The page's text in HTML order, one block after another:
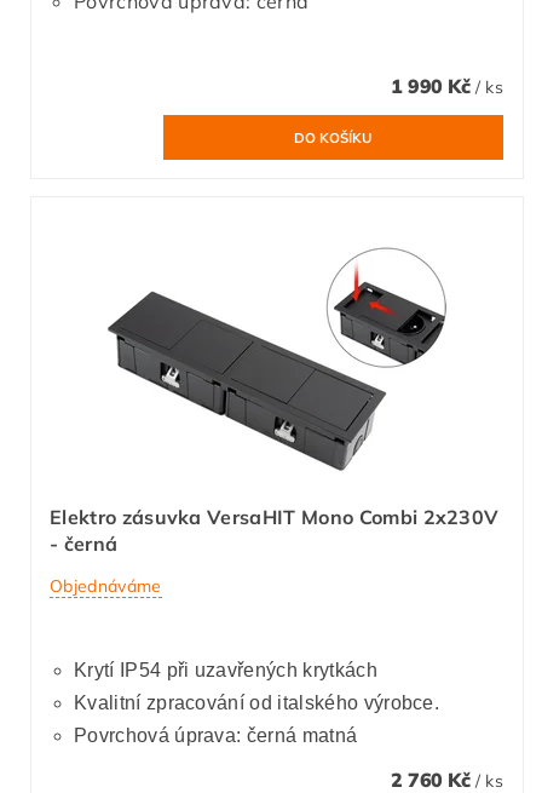
1 990 Kč / ks
Elektro zásuvka VersaHIT Mono Combi 2x230V
- černá
Objednáváme
Krytí IP54 při uzavřených krytkách
Kvalitní zpracování od italského výrobce.
Povrchová úprava: černá matná
2 760 Kč / ks